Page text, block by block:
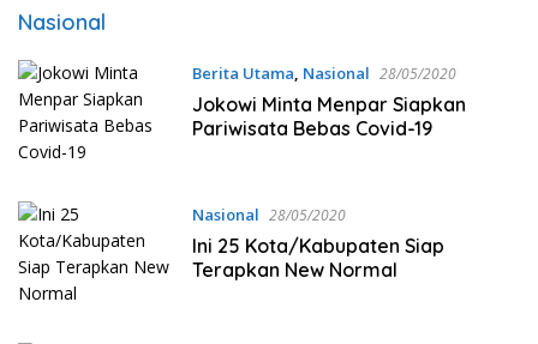
Nasional
Berita Utama, Nasional 28/05/2020
Jokowi Minta Menpar Siapkan
Pariwisata Bebas Covid-19
Nasional 28/05/2020
Ini 25 Kota/Kabupaten Siap
Terapkan New Normal